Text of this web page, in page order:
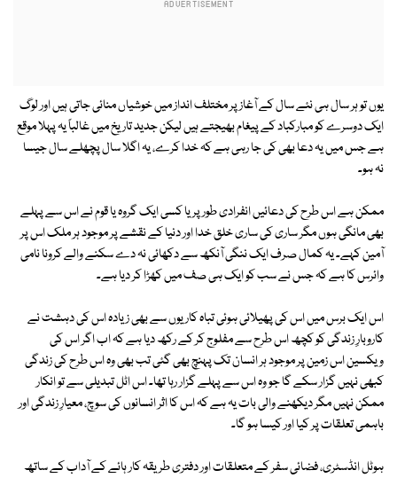
یوں تو ہر سال ہی نئے سال کے آغاز پر مختلف انداز میں خوشیاں منائی جاتی ہیں اور لوگ
ایک دوسرے کو مبارکباد کے پیغام بھیجتے ہیں لیکن جدید تاریخ میں غالباً یہ پہلا موقع
ہے جس میں یہ دعا بھی کی جا رہی ہے کہ خدا کرے، یہ اگلا سال پچھلے سال جیسا
نہ ہو۔
ممکن ہے اس طرح کی دعائیں انفرادی طور پر یا کسی ایک گروہ یا قوم نے اس سے پہلے
بھی مانگی ہوں مگر ساری کی ساری خلق خدا اور دنیا کے نقشے پر موجود ہر ملک اس پر
آمین کہے۔ یہ کمال صرف ایک ننگی آنکھ سے دکھائی نہ دے سکنے والے کرونا نامی
وائرس کا ہے کہ جس نے سب کو ایک ہی صف میں کھڑا کر دیا ہے۔
اس ایک برس میں اس کی پھیلائی ہوئی تباہ کاریوں سے بھی زیادہ اس کی دہشت نے
کاروبارِ زندگی کو کچھ اس طرح سے مفلوج کر کے رکھ دیا ہے کہ اب اگر اس کی
ویکسین اس زمین پر موجود ہر انسان تک پہنچ بھی گئی تب بھی وہ اس طرح کی زندگی
کبھی نہیں گزار سکے گا جو وہ اس سے پہلے گزار رہا تھا۔ اس اٹل تبدیلی سے تو انکار
ممکن نہیں مگر دیکھنے والی بات یہ ہے کہ اس کا اثر انسانوں کی سوچ، معیارِ زندگی اور
باہمی تعلقات پر کیا اور کیسا ہو گا۔
ہوٹل انڈسٹری، فضائی سفر کے متعلقات اور دفتری طریقہ کار ہائے کے آداب کے ساتھ